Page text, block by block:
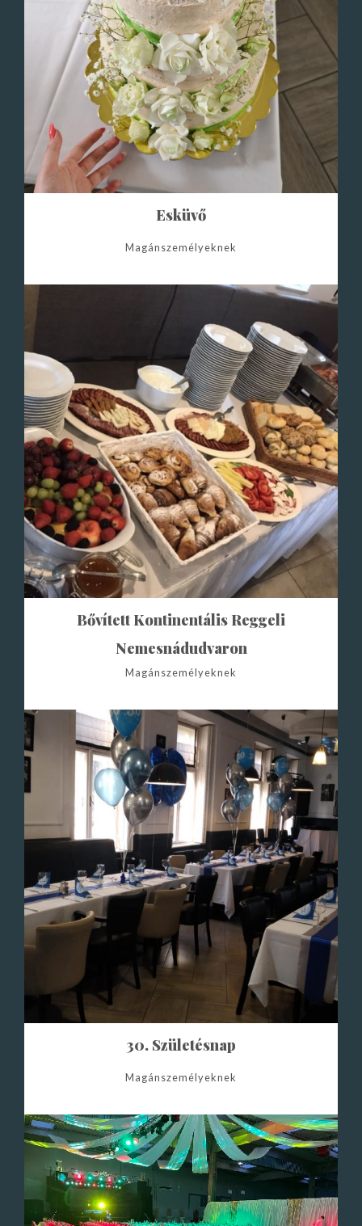
Esküvő
Magánszemélyeknek
Bővített Kontinentális Reggeli
Nemesnádudvaron
Magánszemélyeknek
30. Születésnap
Magánszemélyeknek